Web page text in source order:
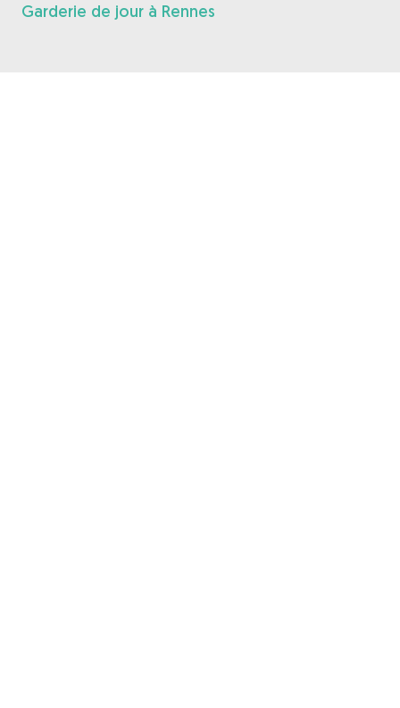
Garderie de jour à Rennes